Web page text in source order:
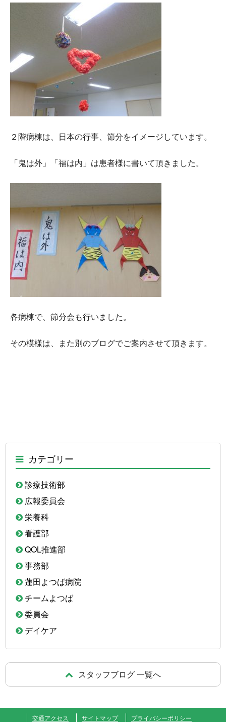
２階病棟は、日本の行事、節分をイメージしています。
「鬼は外」「福は内」は患者様に書いて頂きました。
各病棟で、節分会も行いました。
その模様は、また別のブログでご案内させて頂きます。
カテゴリー
診療技術部
広報委員会
栄養科
看護部
QOL推進部
事務部
蓮田よつば病院
チームよつば
委員会
デイケア
スタッフブログ 一覧へ
交通アクセス サイトマップ プライバシーポリシー